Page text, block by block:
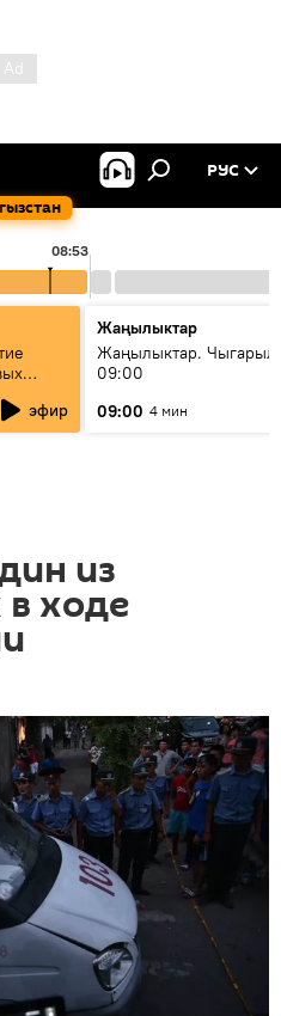
РУС
08:53
эфир
Жаңылыктар
Жаңылыктар.
09:00
09:00 4 мин
из
ходе